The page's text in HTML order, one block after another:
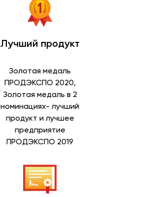
Лучший продукт
Золотая медаль
ПРОДЭКСПО 2020,
Золотая медаль в 2
номинациях- лучший
продукт и лучшее
предприятие
ПРОДЭКСПО 2019